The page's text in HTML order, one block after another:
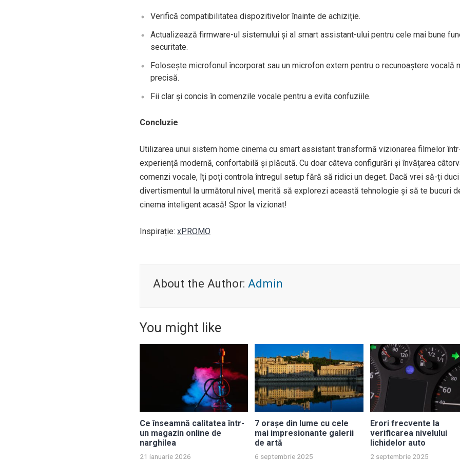
Verifică compatibilitatea dispozitivelor înainte de achiziție.
Actualizează firmware-ul sistemului și al smart assistant-ului pentru cele mai bune
securitate.
Folosește microfonul încorporat sau un microfon extern pentru o recunoaștere vocală
precisă.
Fii clar și concis în comenzile vocale pentru a evita confuziile.
Concluzie
Utilizarea unui sistem home cinema cu smart assistant transformă vizionarea filmelor
experiență modernă, confortabilă și plăcută. Cu doar câteva configurări și învățarea
comenzi vocale, îți poți controla întregul setup fără să ridici un deget. Dacă vrei să-ți duci
divertismentul la următorul nivel, merită să explorezi această tehnologie și să te bucuri
cinema inteligent acasă! Spor la vizionat!
Inspirație: xPROMO
About the Author: Admin
You might like
Ce înseamnă calitatea într-
un magazin online de
narghilea
21 ianuarie 2026
7 orașe din lume cu cele
mai impresionante galerii
de artă
6 septembrie 2025
Erori frecvente la
verificarea nivelului
lichidelor auto
2 septembrie 2025